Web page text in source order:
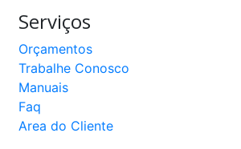
Serviços
Orçamentos
Trabalhe Conosco
Manuais
Faq
Area do Cliente